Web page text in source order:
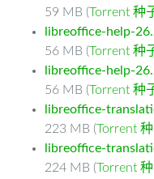
59 MB (Torrent 种
libreoffice-help-
56 MB (Torrent 种
libreoffice-help-
56 MB (Torrent 种
libreoffice-
223 MB (Torrent
libreoffice-
224 MB (Torrent